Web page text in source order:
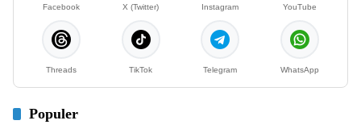
Facebook X (Twitter) Instagram YouTube
Threads TikTok Telegram WhatsApp
Populer